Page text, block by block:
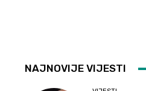
NAJNOVIJE VIJESTI